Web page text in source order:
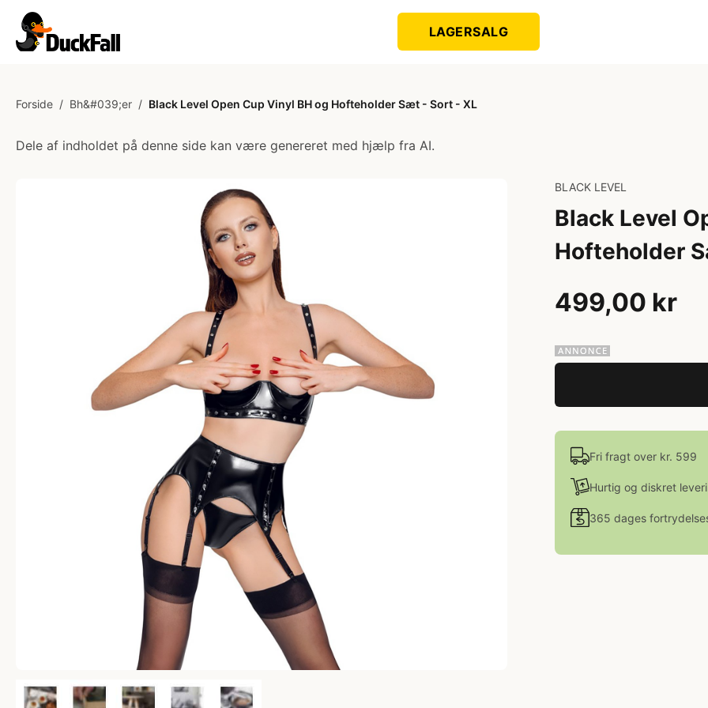
LAGERSALG
Forside / Bh&#039;er / Black Level Open Cup Vinyl BH og Hofteholder Sæt - Sort - XL
Dele af indholdet på denne side kan være genereret med hjælp fra AI.
BLACK LEVEL
Black Level
Hofteholder
499,00 kr
Fri fragt over kr. 599
Hurtig og diskret
365 dages